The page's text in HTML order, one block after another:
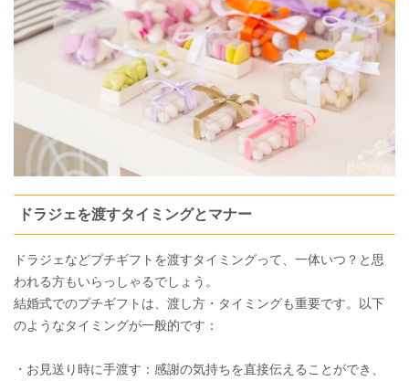
ドラジェを渡すタイミングとマナー
ドラジェなどプチギフトを渡すタイミングって、一体いつ？と思
われる方もいらっしゃるでしょう。
結婚式でのプチギフトは、渡し方・タイミングも重要です。以下
のようなタイミングが一般的です：
・お見送り時に手渡す：感謝の気持ちを直接伝えることができ、